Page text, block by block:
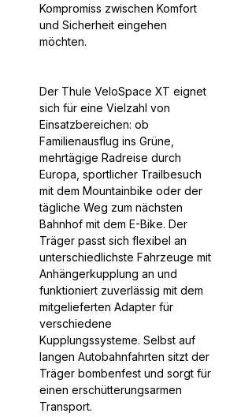
Kompromiss zwischen Komfort
und Sicherheit eingehen
möchten.
Der Thule VeloSpace XT eignet
sich für eine Vielzahl von
Einsatzbereichen: ob
Familienausflug ins Grüne,
mehrtägige Radreise durch
Europa, sportlicher Trailbesuch
mit dem Mountainbike oder der
tägliche Weg zum nächsten
Bahnhof mit dem E-Bike. Der
Träger passt sich flexibel an
unterschiedlichste Fahrzeuge mit
Anhängerkupplung an und
funktioniert zuverlässig mit dem
mitgelieferten Adapter für
verschiedene
Kupplungssysteme. Selbst auf
langen Autobahnfahrten sitzt der
Träger bombenfest und sorgt für
einen erschütterungsarmen
Transport.